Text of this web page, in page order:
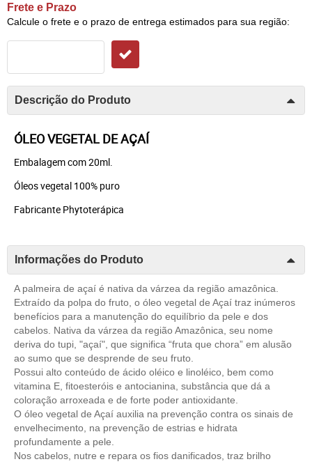
Frete e Prazo
Calcule o frete e o prazo de entrega estimados para sua região:
Descrição do Produto
ÓLEO VEGETAL DE AÇAÍ
Embalagem com 20ml.
Óleos vegetal 100% puro
Fabricante Phytoterápica
Informações do Produto
A palmeira de açaí é nativa da várzea da região amazônica.
Extraído da polpa do fruto, o óleo vegetal de Açaí traz inúmeros
benefícios para a manutenção do equilíbrio da pele e dos
cabelos. Nativa da várzea da região Amazônica, seu nome
deriva do tupi, "açaí", que significa “fruta que chora” em alusão
ao sumo que se desprende de seu fruto.
Possui alto conteúdo de ácido oléico e linoléico, bem como
vitamina E, fitoesteróis e antocianina, substância que dá a
coloração arroxeada e de forte poder antioxidante.
O óleo vegetal de Açaí auxilia na prevenção contra os sinais de
envelhecimento, na prevenção de estrias e hidrata
profundamente a pele.
Nos cabelos, nutre e repara os fios danificados, traz brilho